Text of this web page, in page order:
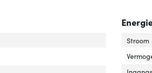
laag'
'Switch-laag' Stroom